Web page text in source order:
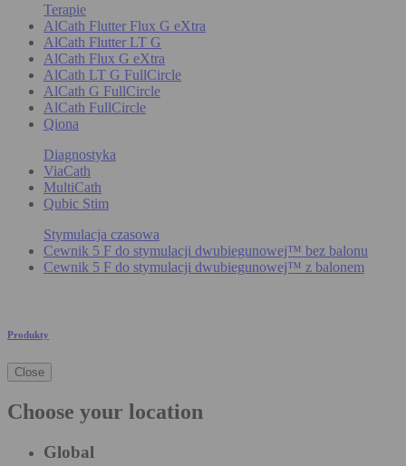
Terapie
AlCath Flutter Flux G eXtra
AlCath Flutter LT G
AlCath Flux G eXtra
AlCath LT G FullCircle
AlCath G FullCircle
AlCath FullCircle
Qiona
Diagnostyka
ViaCath
MultiCath
Qubic Stim
Stymulacja czasowa
Cewnik 5 F do stymulacji dwubiegunowej™ bez balonu
Cewnik 5 F do stymulacji dwubiegunowej™ z balonem
Produkty
Close
Choose your location
Global